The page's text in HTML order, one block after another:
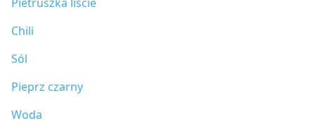
Chili
Sól
Pieprz czarny
Woda